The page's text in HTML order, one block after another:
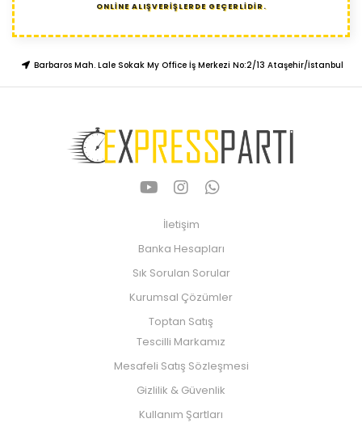
ONLİNE ALIŞVERİŞLERDE GEÇERLİDİR.
Barbaros Mah. Lale Sokak My Office İş Merkezi No:2/13 Ataşehir/İstanbul
İletişim
Banka Hesapları
Sık Sorulan Sorular
Kurumsal Çözümler
Toptan Satış
Tescilli Markamız
Mesafeli Satış Sözleşmesi
Gizlilik & Güvenlik
Kullanım Şartları